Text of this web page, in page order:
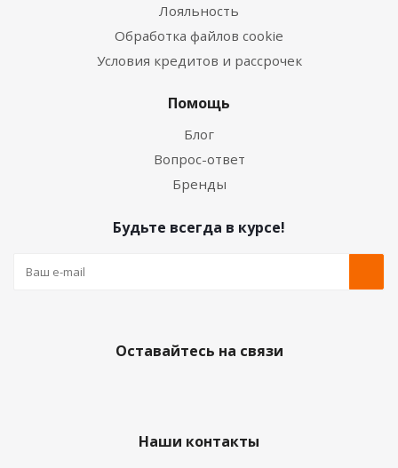
Лояльность
Обработка файлов cookie
Условия кредитов и рассрочек
Помощь
Блог
Вопрос-ответ
Бренды
Будьте всегда в курсе!
Оставайтесь на связи
Наши контакты